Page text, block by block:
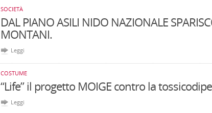
SOCIETÀ
DAL PIANO ASILI NIDO NAZIONALE
MONTANI.
Leggi
COSTUME
“Life” il progetto MOIGE contro la
Leggi